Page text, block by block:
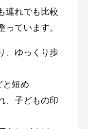
連れでも比較
ています。
、ゆっくり歩
と短め
、子どもの印